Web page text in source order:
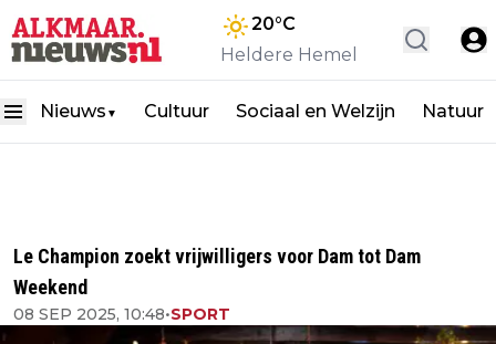
20°C
Heldere Hemel
Nieuws ▼ Cultuur Sociaal en Welzijn Natuur
Le Champion zoekt vrijwilligers voor Dam tot Dam
Weekend
08 SEP 2025, 10:48•SPORT